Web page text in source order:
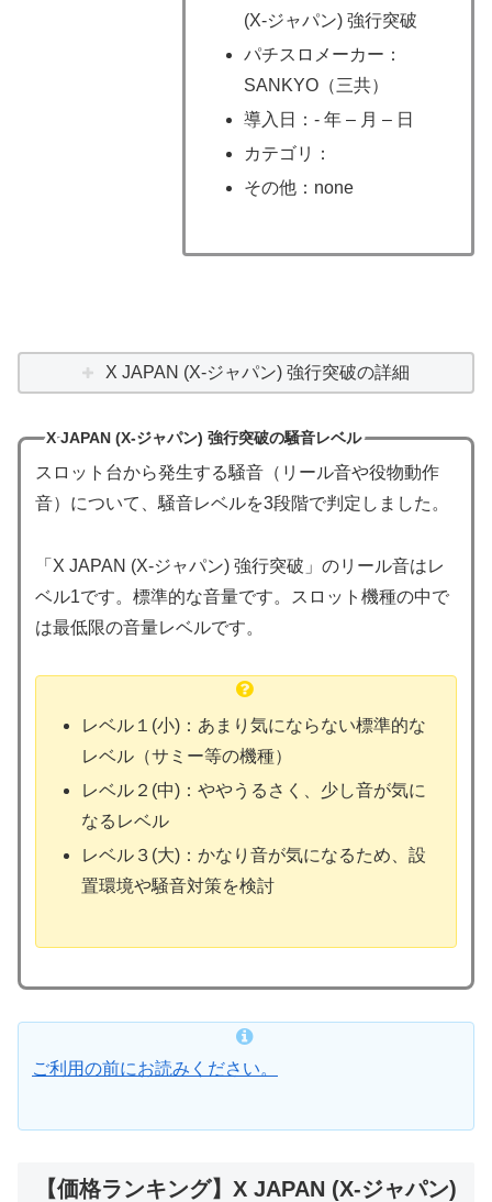
(X-ジャパン) 強行突破
パチスロメーカー：
SANKYO（三共）
導入日：- 年 – 月 – 日
カテゴリ：
その他：none
X JAPAN (X-ジャパン) 強行突破の詳細
X JAPAN (X-ジャパン) 強行突破の騒音レベル
スロット台から発生する騒音（リール音や役物動作
音）について、騒音レベルを3段階で判定しました。
「X JAPAN (X-ジャパン) 強行突破」のリール音はレ
ベル1です。標準的な音量です。スロット機種の中で
は最低限の音量レベルです。
レベル１(小)：あまり気にならない標準的な
レベル（サミー等の機種）
レベル２(中)：ややうるさく、少し音が気に
なるレベル
レベル３(大)：かなり音が気になるため、設
置環境や騒音対策を検討
ご利用の前にお読みください。
【価格ランキング】X JAPAN (X-ジャパン)